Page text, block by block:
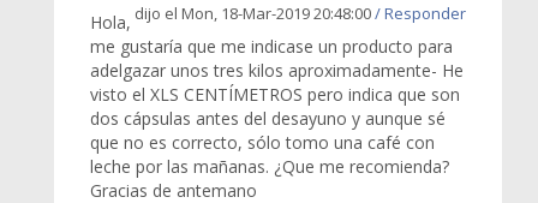
dijo el Mon, 18-Mar-2019 20:48:00/ Responder
Hola,
me gustaría que me indicase un producto para
adelgazar unos tres kilos aproximadamente- He
visto el XLS CENTÍMETROS pero indica que son
dos cápsulas antes del desayuno y aunque sé
que no es correcto, sólo tomo una café con
leche por las mañanas. ¿Que me recomienda?
Gracias de antemano